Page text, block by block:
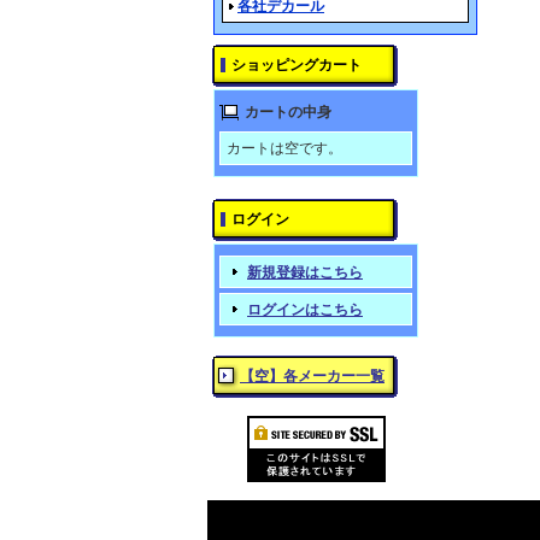
各社デカール
ショッピングカート
カートの中身
カートは空です。
ログイン
新規登録はこちら
ログインはこちら
【空】各メーカー一覧